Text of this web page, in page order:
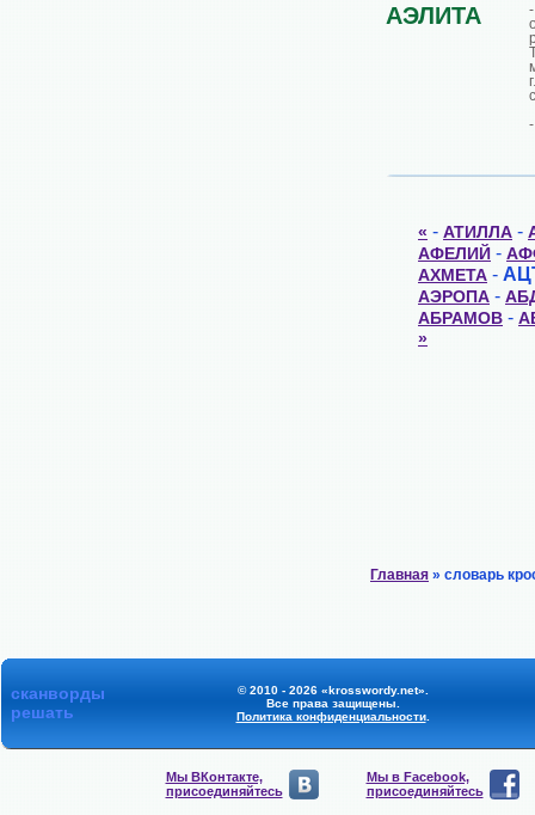
АЭЛИТА
« - АТИЛЛА -
АФЕЛИЙ -
АХМЕТА -
АЭРОПА -
АБРАМОВ -
»
Главная » словарь
сканворды
решать
© 2010 - 2026 «krosswordy.net».
Все права защищены.
Политика конфиденциальности.
Мы ВКонтакте,
присоединяйтесь
Мы в Facebook,
присоединяйтесь